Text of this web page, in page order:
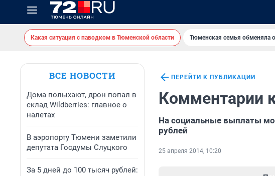
Какая ситуация с паводком в Тюменской области Тюменская семья обменяла
ВСЕ НОВОСТИ
Дома полыхают, дрон попал в
склад Wildberries: главное о
налетах
В аэропорту Тюмени заметили
депутата Госдумы Слуцкого
За 5 дней до 100 тысяч рублей:
ПЕРЕЙТИ К ПУБЛИКАЦИИ
Комментарии
На социальные выплаты
рублей
25 апреля 2014, 10:20